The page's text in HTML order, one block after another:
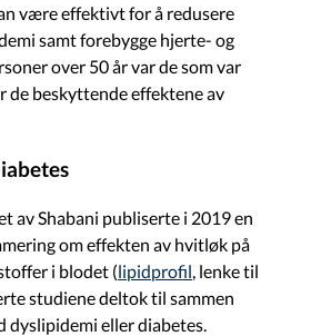
være effektivt for å redusere
samt forebygge hjerte- og
over 50 år var de som var
de beskyttende effektene av
av Shabani publiserte i 2019 en
om effekten av hvitløk på
i blodet (lipidprofil , lenke til
studiene deltok til sammen
dyslipidemi eller diabetes.